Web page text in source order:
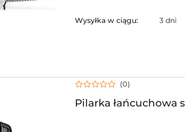
Wysyłka w ciągu: 3 dni
Pilarka łańcuchowa
(0)